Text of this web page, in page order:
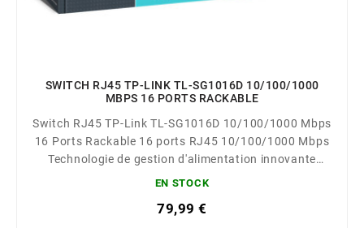
SWITCH RJ45 TP-LINK TL-SG1016D 10/100/1000
MBPS 16 PORTS RACKABLE
Switch RJ45 TP-Link TL-SG1016D 10/100/1000 Mbps
16 Ports Rackable 16 ports RJ45 10/100/1000 Mbps
Technologie de gestion d'alimentation innovante
pouvant générer jusqu'à 40 % d'économie d’énergie*
auto MDI/MDIX et auto-négociation Conception Plug-
EN STOCK
79,99 €